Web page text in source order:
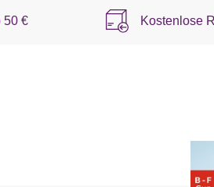
50 € Kostenlose